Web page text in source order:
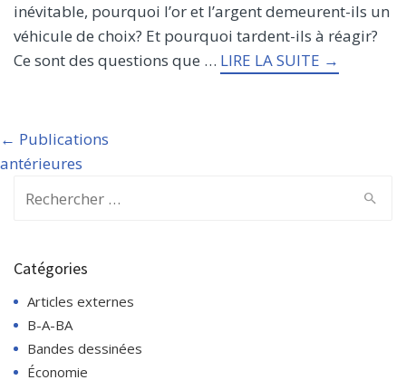
inévitable, pourquoi l’or et l’argent demeurent-ils un
véhicule de choix? Et pourquoi tardent-ils à réagir?
Ce sont des questions que … LIRE LA SUITE →
Post
navigation
← Publications
antérieures
Catégories
Articles externes
B-A-BA
Bandes dessinées
Économie